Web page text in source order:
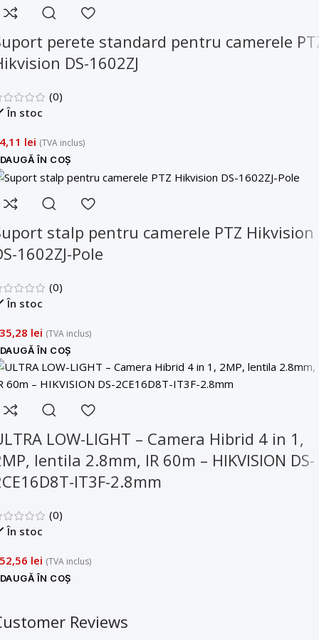
perete standard pentru camerele
DS-1602ZJ
(0)
În stoc
lei (TVA inclus)
ÎN COȘ
stalp pentru camerele PTZ Hikvision
1602ZJ-Pole
(0)
În stoc
lei (TVA inclus)
ÎN COȘ
LOW-LIGHT – Camera Hibrid 4 in 1,
lentila 2.8mm, IR 60m – HIKVISION DS-
IT3F-2.8mm
(0)
În stoc
lei (TVA inclus)
ÎN COȘ
Reviews